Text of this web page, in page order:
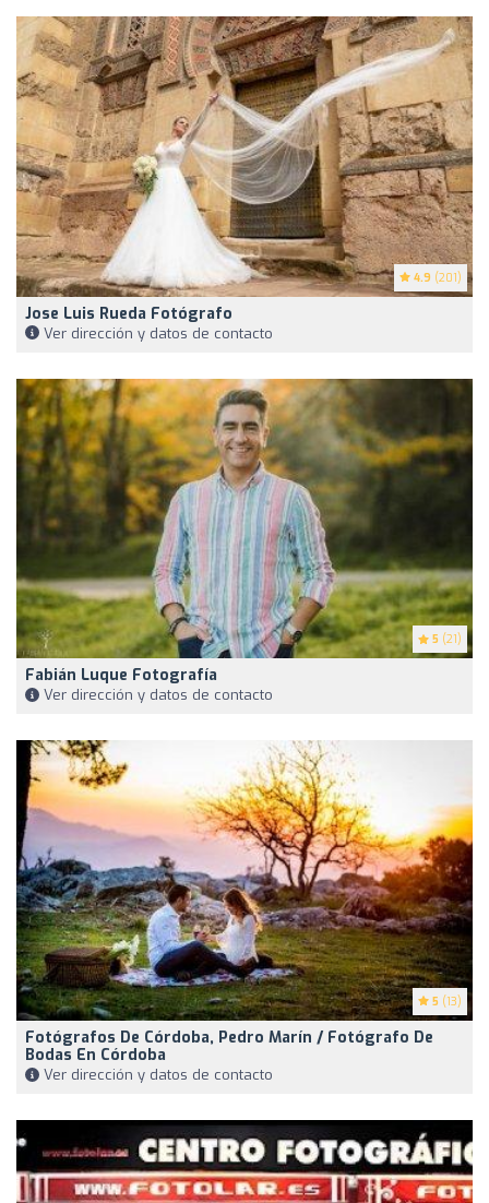
4.9 (201)
Jose Luis Rueda Fotógrafo
Ver dirección y datos de contacto
5 (21)
Fabián Luque Fotografía
Ver dirección y datos de contacto
5 (13)
Fotógrafos De Córdoba, Pedro Marín / Fotógrafo De
Bodas En Córdoba
Ver dirección y datos de contacto